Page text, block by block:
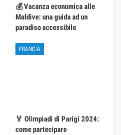
💰 Vacanza economica alle
Maldive: una guida ad un
paradiso accessibile
FRANCIA
🏅 Olimpiadi di Parigi 2024:
come partecipare